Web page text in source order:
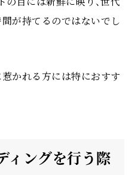
が持てるのではないでし
かれる方には特におすす
ィングを行う際